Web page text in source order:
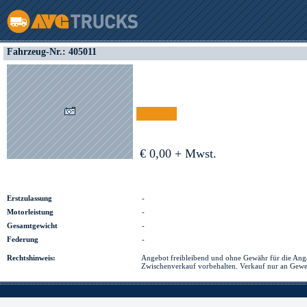
Fahrzeug-Nr.: 405011
€ Finanzierung
€ 0,00 + Mwst.
Erstzulassung
-
Motorleistung
-
Gesamtgewicht
-
Federung
-
Rechtshinweis:
Angebot freibleibend und ohne Gewähr für die
Zwischenverkauf vorbehalten. Verkauf nur an